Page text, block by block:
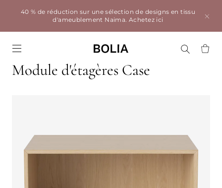
40 % de réduction sur une sélection de designs en tissu
d'ameublement Naima.Achetez ici
Module d'étagères Case